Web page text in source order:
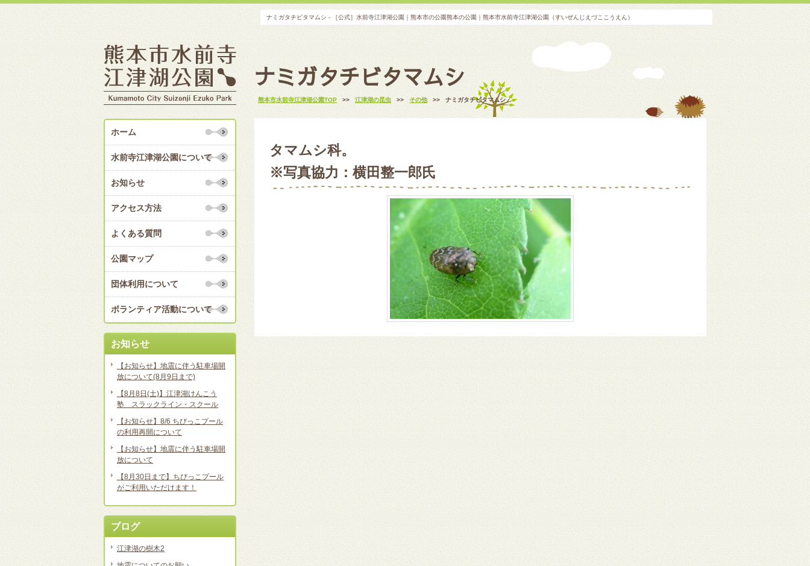
ナミガタチビタマムシ - ［公式］水前寺江津湖公園｜熊本市の公園熊本の公園｜熊本市水前寺江津湖公園（すいぜんじえづここうえん）
ナミガタチビタマムシ
熊本市水前寺江津湖公園TOP >> 江津湖の昆虫 >> その他 >> ナミガタチビタマムシ
タマムシ科。
※写真協力：横田整一郎氏
ホーム
水前寺江津湖公園について
お知らせ
アクセス方法
よくある質問
公園マップ
団体利用について
ボランティア活動について
お知らせ
【お知らせ】地震に伴う駐車場開
放について(8月9日まで)
【8月8日(土)】江津湖けんこう
塾 スラックライン・スクール
【お知らせ】8/6 ちびっこプール
の利用再開について
【お知らせ】地震に伴う駐車場開
放について
【8月30日まで】ちびっこプール
がご利用いただけます！
ブログ
江津湖の樹木2